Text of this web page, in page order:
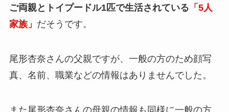
ご両親とトイプードル1匹で生活されている 「5人
家族」 だそうです。
尾形杏奈さんの父親ですが、一般の方のため顔写
真、名前、職業などの情報はありませんでした。
また尾形杏奈さんの母親の情報も同様に一般の方